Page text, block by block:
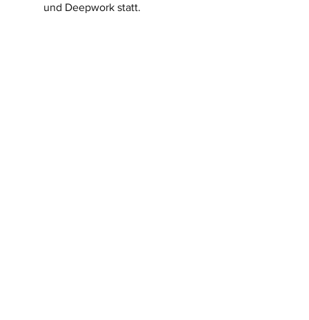
und Deepwork statt.